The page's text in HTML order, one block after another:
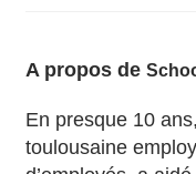
A propos de
En presque 10
toulousaine